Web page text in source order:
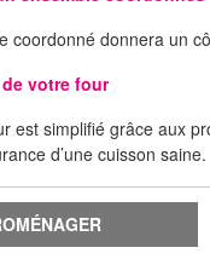
coordonné donnera un
votre four
est simplifié grâce aux
d’une cuisson saine.